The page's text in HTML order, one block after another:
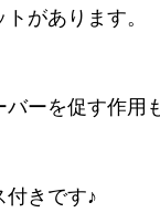
があります。
ーを促す作用
付きです♪